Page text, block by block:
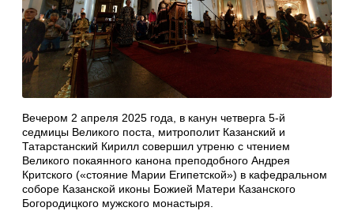
Вечером 2 апреля 2025 года, в канун четверга 5-й
седмицы Великого поста, митрополит Казанский и
Татарстанский Кирилл совершил утреню с чтением
Великого покаянного канона преподобного Андрея
Критского («стояние Марии Египетской») в кафедральном
соборе Казанской иконы Божией Матери Казанского
Богородицкого мужского монастыря.